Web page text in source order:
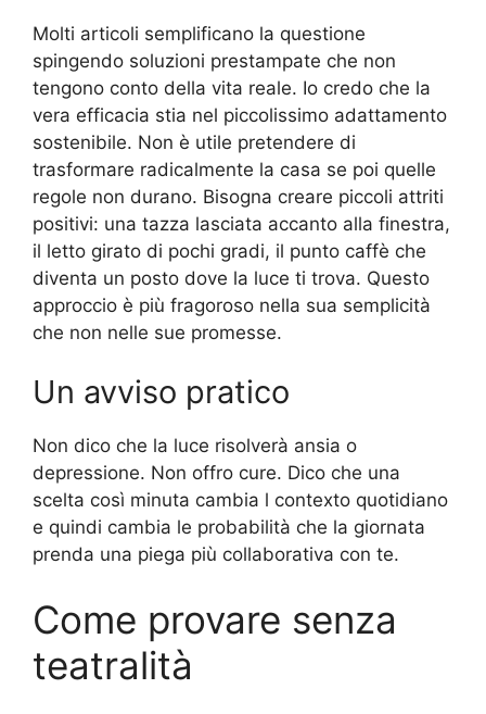
Molti articoli semplificano la questione
spingendo soluzioni prestampate che non
tengono conto della vita reale. Io credo che la
vera efficacia stia nel piccolissimo adattamento
sostenibile. Non è utile pretendere di
trasformare radicalmente la casa se poi quelle
regole non durano. Bisogna creare piccoli attriti
positivi: una tazza lasciata accanto alla finestra,
il letto girato di pochi gradi, il punto caffè che
diventa un posto dove la luce ti trova. Questo
approccio è più fragoroso nella sua semplicità
che non nelle sue promesse.
Un avviso pratico
Non dico che la luce risolverà ansia o
depressione. Non offro cure. Dico che una
scelta così minuta cambia l contexto quotidiano
e quindi cambia le probabilità che la giornata
prenda una piega più collaborativa con te.
Come provare senza
teatralità